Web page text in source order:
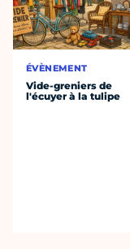
ÉVÈNEMENT
Vide-greniers de
l'écuyer à la tulipe